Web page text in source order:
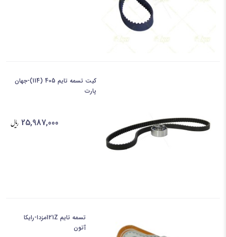
کیت تسمه تایم 405 (114)-جهان
پارت
25,987,000
تسمه تایم 121Zمزدا-رایکا
آتون